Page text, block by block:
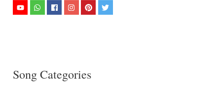
Song Categories